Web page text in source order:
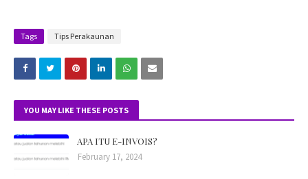
Tags Tips Perakaunan
YOU MAY LIKE THESE POSTS
APA ITU E-INVOIS?
February 17, 2024